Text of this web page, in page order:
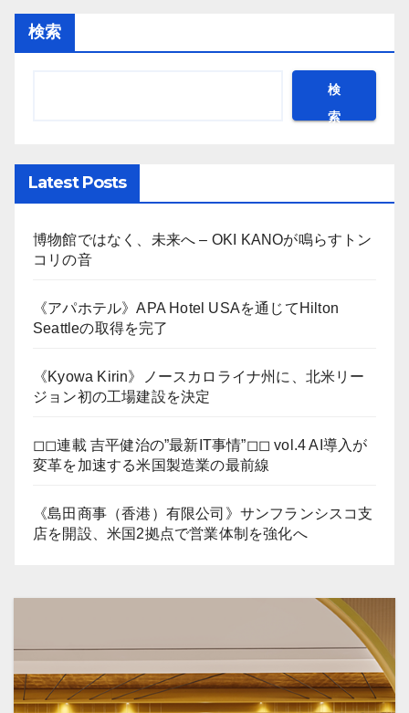
検索
検
索
Latest Posts
博物館ではなく、未来へ – OKI KANOが鳴らすトン
コリの音
《アパホテル》APA Hotel USAを通じてHilton
Seattleの取得を完了
《Kyowa Kirin》ノースカロライナ州に、北米リー
ジョン初の工場建設を決定
◻︎◻︎連載 吉平健治の”最新IT事情”◻︎◻︎ vol.4 AI導入が
変革を加速する米国製造業の最前線
《島田商事（香港）有限公司》サンフランシスコ支
店を開設、米国2拠点で営業体制を強化へ